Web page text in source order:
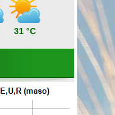
31 °C